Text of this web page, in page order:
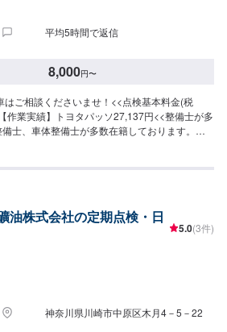
平均5時間で返信
8,000円〜
ご相談くださいませ！<<点検基本料金(税
作業実績】トヨタパッソ27,137円<<整備士が多
士、車体整備士が多数在籍しております。お
もご安心ください。
油株式会社の定期点検・日
5.0(3件)
神奈川県川崎市中原区木月4－5－22